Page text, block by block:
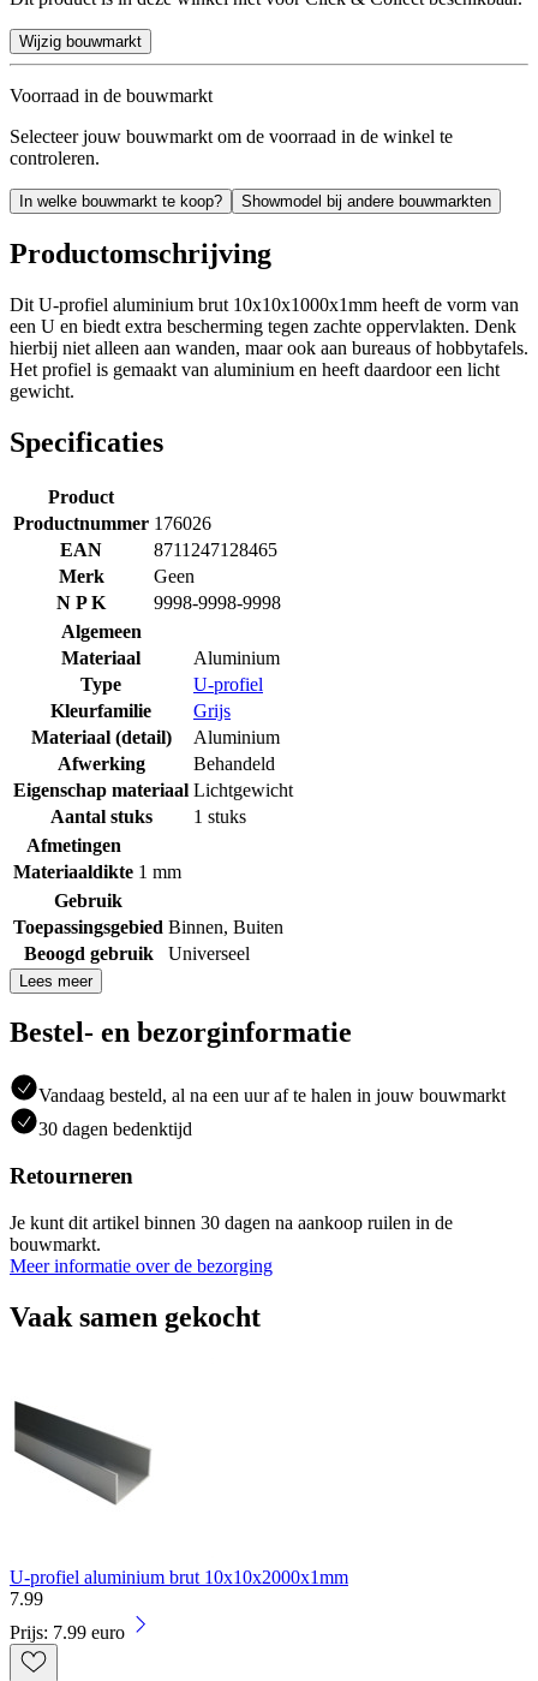
Wijzig bouwmarkt
Voorraad in de bouwmarkt
Selecteer jouw bouwmarkt om de voorraad in de winkel te
controleren.
In welke bouwmarkt te koop? Showmodel bij andere bouwmarkten
Productomschrijving
Dit U-profiel aluminium brut 10x10x1000x1mm heeft de vorm van
een U en biedt extra bescherming tegen zachte oppervlakten. Denk
hierbij niet alleen aan wanden, maar ook aan bureaus of hobbytafels.
Het profiel is gemaakt van aluminium en heeft daardoor een licht
gewicht.
Specificaties
Product
Productnummer 176026
EAN
8711247128465
Merk
Geen
N P K
9998-9998-9998
Algemeen
Materiaal
Aluminium
Type
U-profiel
Kleurfamilie
Grijs
Materiaal (detail)
Aluminium
Afwerking
Behandeld
Eigenschap materiaal Lichtgewicht
Aantal stuks
1 stuks
Afmetingen
Materiaaldikte 1 mm
Gebruik
Toepassingsgebied Binnen, Buiten
Beoogd gebruik
Universeel
Lees meer
Bestel- en bezorginformatie
Vandaag besteld, al na een uur af te halen in jouw bouwmarkt
30 dagen bedenktijd
Retourneren
Je kunt dit artikel binnen 30 dagen na aankoop ruilen in de
bouwmarkt.
Meer informatie over de bezorging
Vaak samen gekocht
U-profiel aluminium brut 10x10x2000x1mm
7.99
Prijs: 7.99 euro